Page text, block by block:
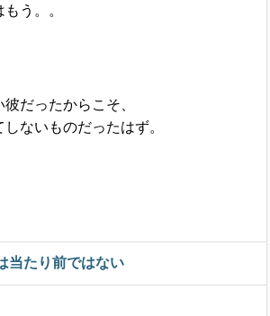
う。。
だったからこそ、
ないものだったはず。
当たり前ではない